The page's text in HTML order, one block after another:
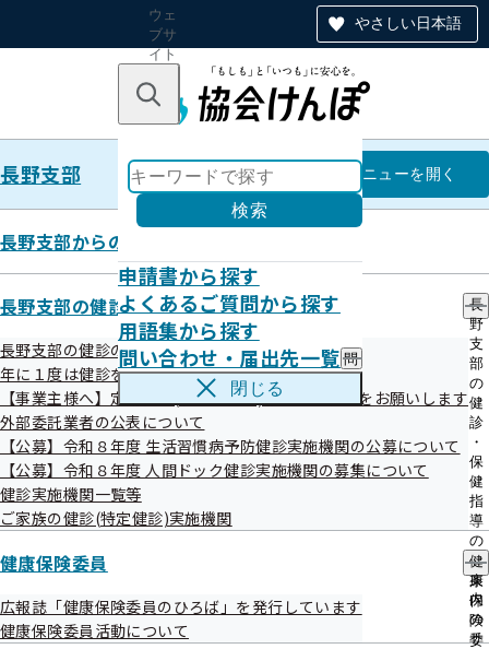
やさしい日本語
ウェ
ブサ
イト
のナ
ン
キーワードで探す
検索
申請書から探す
よくあるご質問から探す
用語集から探す
問い合わせ・届出先一覧 問
い
せ
・
届
一
ブ
閉じる
長野支部 長野支部
メニューを開く
長野支部からのお知らせ
長野支部の健診・保健指導のご案内
長
野
支
部
の
健
診
・
保
健
指
導
の
ご
案
内
の
サ
長野支部の健診のご案内
年に１度は健診を！ 健診特集コーナー
【事業主様へ】定期健診(事業者健診)結果のご提供をお願いします
外部委託業者の公表について
【公募】令和８年度 生活習慣病予防健診実施機関の公募について
【公募】令和８年度 人間ドック健診実施機関の募集について
健診実施機関一覧等
ご家族の健診(特定健診)実施機関
健康保険委員
健
康
保
険
委
広報誌「健康保険委員のひろば」を発行しています
健康保険委員活動について
令和7年度 第3回 長野支部評議会
資料
令和8年1月13日（火）に 令和7年度第3回全国健康保険協会
長野支部評議会を開催しました。
評議会の資料につきましては、下記をご参照ください。
令和7年度 第3回 長野支部評議会 資料